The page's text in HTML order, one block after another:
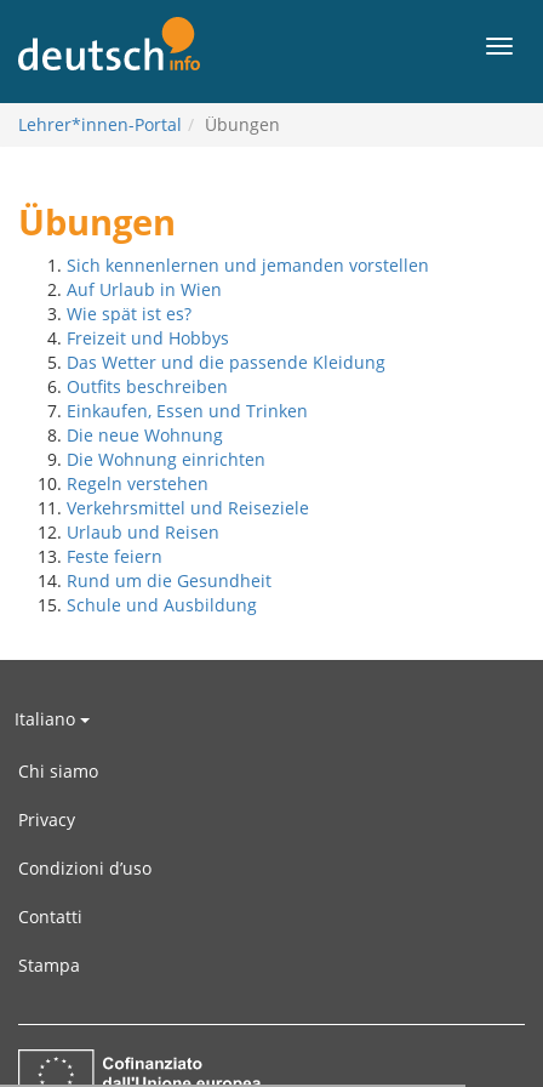
all’indice
Lehrer*innen-Portal Übungen
Übungen
Sich kennenlernen und jemanden vorstellen
Auf Urlaub in Wien
Wie spät ist es?
Freizeit und Hobbys
Das Wetter und die passende Kleidung
Outfits beschreiben
Einkaufen, Essen und Trinken
Die neue Wohnung
Die Wohnung einrichten
Regeln verstehen
Verkehrsmittel und Reiseziele
Urlaub und Reisen
Feste feiern
Rund um die Gesundheit
Schule und Ausbildung
Italiano
Chi siamo
Privacy
Condizioni d’uso
Contatti
Stampa